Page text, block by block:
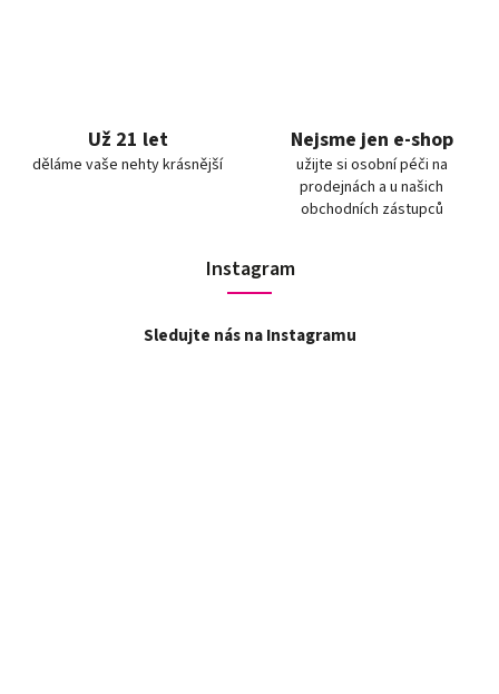
Už 21 let
děláme vaše nehty krásnější
Nejsme jen e-shop
užijte si osobní péči na
prodejnách a u našich
obchodních zástupců
Instagram
Sledujte nás na Instagramu